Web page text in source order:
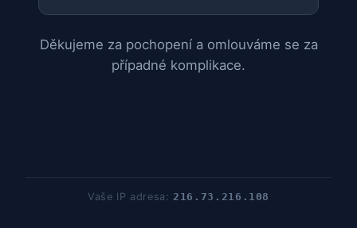
Děkujeme za pochopení a omlouváme se za
případné komplikace.
Vaše IP adresa:216.73.216.108